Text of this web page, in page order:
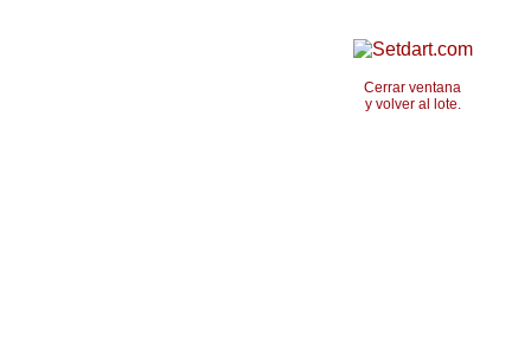
Cerrar ventana
y volver al lote.